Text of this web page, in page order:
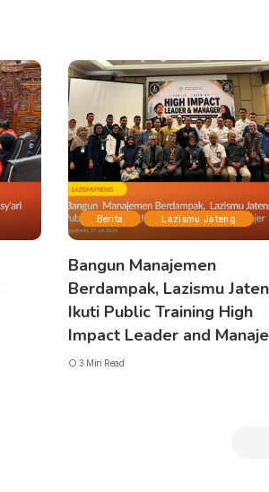
Berita Lazismu Jateng
Bangun Manajemen
Berdampak, Lazismu
Ikuti Public Training High
Impact Leader and
3 Min Read